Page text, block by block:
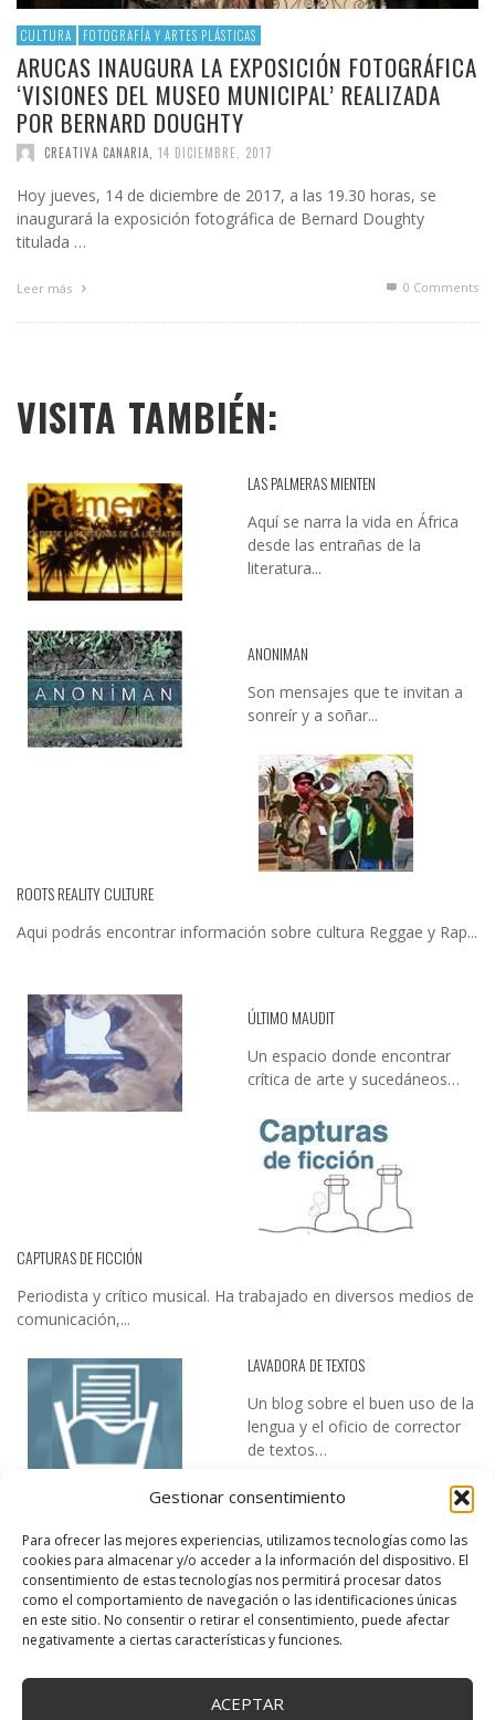
Gestionar consentimiento
Para ofrecer las mejores experiencias, utilizamos tecnologías como las
cookies para almacenar y/o acceder a la información del dispositivo. El
consentimiento de estas tecnologías nos permitirá procesar datos
como el comportamiento de navegación o las identificaciones únicas
en este sitio. No consentir o retirar el consentimiento, puede afectar
negativamente a ciertas características y funciones.
ACEPTAR
CULTURA FOTOGRAFÍA Y ARTES PLÁSTICAS
ARUCAS INAUGURA LA EXPOSICIÓN FOTOGRÁFICA
‘VISIONES DEL MUSEO MUNICIPAL’ REALIZADA
POR BERNARD DOUGHTY
CREATIVA CANARIA 14 DICIEMBRE, 2017
Hoy jueves, 14 de diciembre de 2017, a las 19.30 horas, se
inaugurará la exposición fotográfica de Bernard Doughty
titulada …
Leer más 0 Comments
VISITA TAMBIÉN:
LAS PALMERAS MIENTEN
Aquí se narra la vida en África
desde las entrañas de la
literatura...
ANONIMAN
Son mensajes que te invitan a
sonreír y a soñar...
ROOTS REALITY CULTURE
Aqui podrás encontrar información sobre cultura Reggae y Rap...
ÚLTIMO MAUDIT
Un espacio donde encontrar
crítica de arte y sucedáneos…
CAPTURAS DE FICCIÓN
Periodista y crítico musical. Ha trabajado en diversos medios de
comunicación,...
LAVADORA DE TEXTOS
Un blog sobre el buen uso de la
lengua y el oficio de corrector
de textos…
DESIREE MARTÍN
temas…